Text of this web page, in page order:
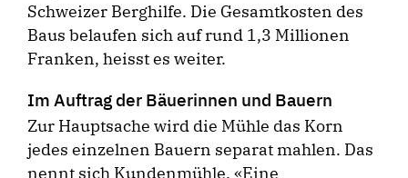
Schweizer Berghilfe. Die Gesamtkosten des
Baus belaufen sich auf rund 1,3 Millionen
Franken, heisst es weiter.
Im Auftrag der Bäuerinnen und Bauern
Zur Hauptsache wird die Mühle das Korn
jedes einzelnen Bauern separat mahlen. Das
nennt sich Kundenmühle. «Eine